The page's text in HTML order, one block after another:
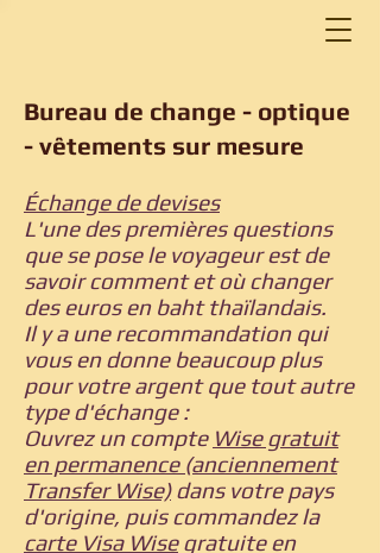
Bureau de change - optique
- vêtements sur mesure
Échange de devises
L'une des premières questions
que se pose le voyageur est de
savoir comment et où changer
des euros en baht thaïlandais.
Il y a une recommandation qui
vous en donne beaucoup plus
pour votre argent que tout autre
type d'échange :
Ouvrez un compte Wise gratuit
en permanence (anciennement
Transfer Wise)dans votre pays
d'origine, puis commandez la
carte Visa Wisegratuite en